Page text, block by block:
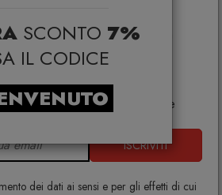
con altre promo e non
applicabile su:
Casa, Samsonite, BBB Italia,
Memphis, Plust, Gervasoni,
Dunavox, Zafferano, VG, Slide
ISCRIVITI
dei dati ai sensi e per gli effetti di cui
SCONTO 7%
IL CODICE
09603 Seletti